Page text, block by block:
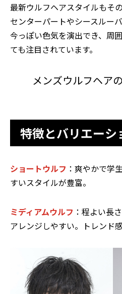
最新ウルフヘアスタイルもその
センターパートやシースルー
今っぽい色気を演出でき、周
ても注目されています。
メンズウルフヘア
特徴とバリエーシ
ショートウルフ ：爽やかで学
すいスタイルが豊富。
ミディアムウルフ ：程よい長
アレンジしやすい。トレンド